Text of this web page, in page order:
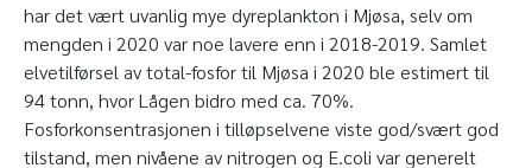
har det vært uvanlig mye dyreplankton i Mjøsa, selv om
mengden i 2020 var noe lavere enn i 2018-2019. Samlet
elvetilførsel av total-fosfor til Mjøsa i 2020 ble estimert til
94 tonn, hvor Lågen bidro med ca. 70%.
Fosforkonsentrasjonen i tilløpselvene viste god/svært god
tilstand, men nivåene av nitrogen og E.coli var generelt